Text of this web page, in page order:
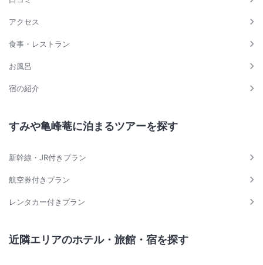
アクセス
食事・レストラン
お風呂
宿の紹介
すみや亀峰菴に泊まるツアーを探す
新幹線・JR付きプラン
航空券付きプラン
レンタカー付きプラン
近隣エリアのホテル・旅館・宿を探す